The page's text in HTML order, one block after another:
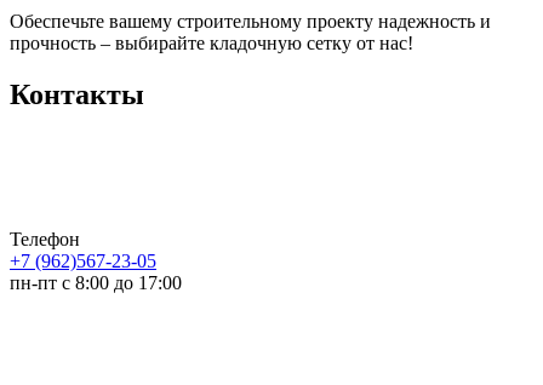
Обеспечьте вашему строительному проекту надежность и
прочность – выбирайте кладочную сетку от нас!
Контакты
Телефон
+7 (962)567-23-05
пн-пт с 8:00 до 17:00